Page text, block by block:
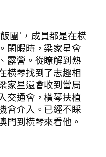
團”，成員都是在橫
閑暇時，梁家星會
露營。從瞭解到熟
橫琴找到了志趣相
家星還會收到當局
交通會，橫琴扶植
會介入。已經不睬
門到橫琴來看他。